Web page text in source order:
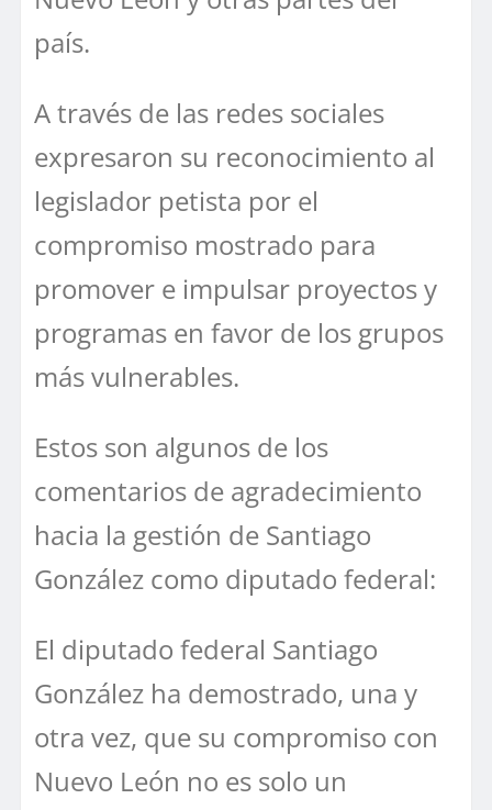
país.
A través de las redes sociales
expresaron su reconocimiento al
legislador petista por el
compromiso mostrado para
promover e impulsar proyectos y
programas en favor de los grupos
más vulnerables.
Estos son algunos de los
comentarios de agradecimiento
hacia la gestión de Santiago
González como diputado federal:
El diputado federal Santiago
González ha demostrado, una y
otra vez, que su compromiso con
Nuevo León no es solo un